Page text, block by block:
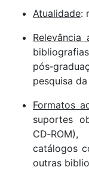
Atualidade:
Relevância
pesquisa
Formatos
suportes
catálogos
outras